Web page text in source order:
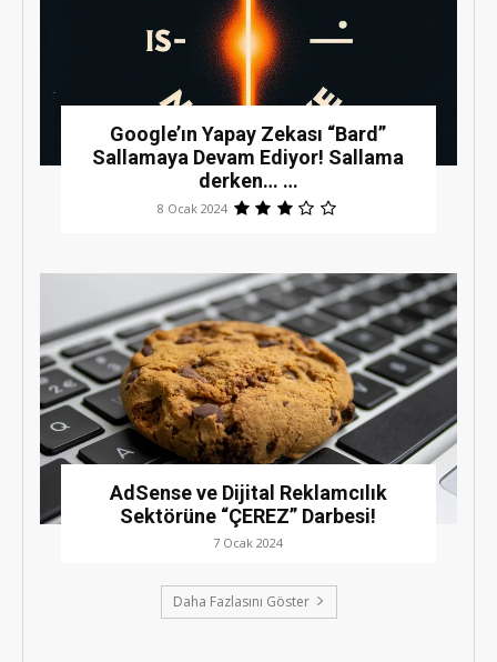
Google’ın Yapay Zekası “Bard”
Sallamaya Devam Ediyor! Sallama
derken… …
8 Ocak 2024
AdSense ve Dijital Reklamcılık
Sektörüne “ÇEREZ” Darbesi!
7 Ocak 2024
Daha Fazlasını Göster